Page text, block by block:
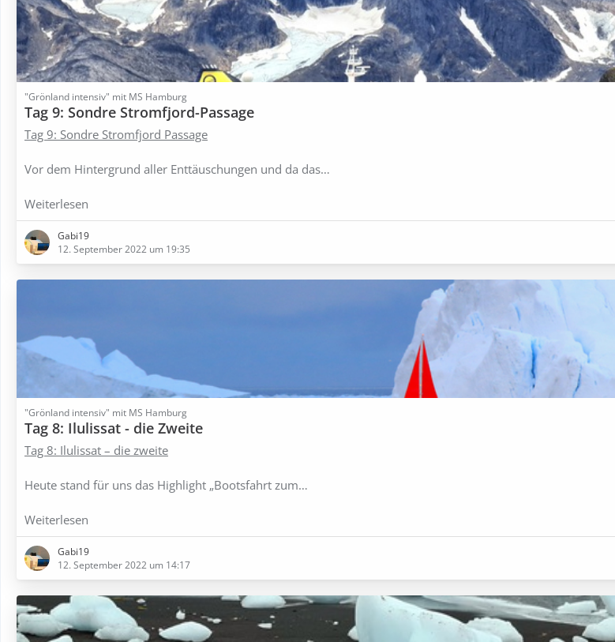
"Grönland intensiv" mit MS Hamburg
Tag 9: Sondre Stromfjord-Passage
Tag 9: Sondre Stromfjord Passage
Vor dem Hintergrund aller Enttäuschungen und da das…
Weiterlesen
Gabi19
12. September 2022 um 19:35
"Grönland intensiv" mit MS Hamburg
Tag 8: Ilulissat - die Zweite
Tag 8: Ilulissat – die zweite
Heute stand für uns das Highlight „Bootsfahrt zum…
Weiterlesen
Gabi19
12. September 2022 um 14:17